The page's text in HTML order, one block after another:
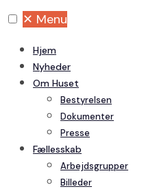
✕ Menu
Hjem
Nyheder
Om Huset
Bestyrelsen
Dokumenter
Presse
Fællesskab
Arbejdsgrupper
Billeder